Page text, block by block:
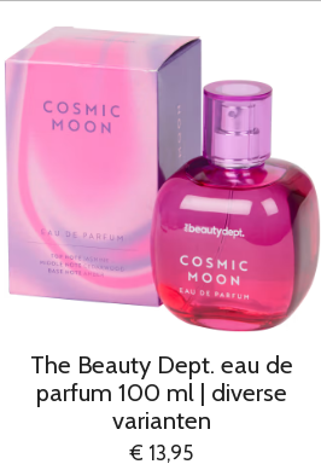
The Beauty Dept. eau de
parfum 100 ml | diverse
varianten
€ 13,95